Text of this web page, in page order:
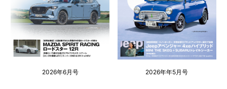
2026年6月号 2026年年5月号